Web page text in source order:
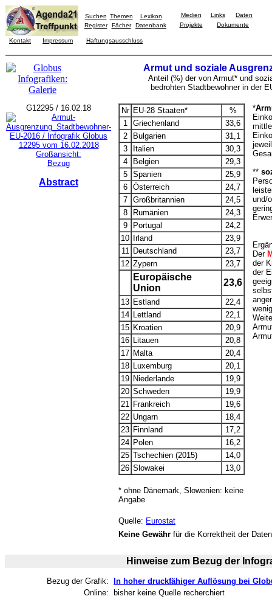
Suchen Themen
Lexikon
Register
Fächer Datenbank
Medien Links
Daten
Projekte
Dokumente
Kontakt Impressum Haftungsausschluss
Armut und soziale
Anteil (%) der von Armut* und
bedrohten Stadtbewohner in der
G12295 / 16.02.18
Großansicht:
Bezug
Abstract
Nr EU-28 Staaten*
%
1
Griechenland
33,6
2
Bulgarien
31,1
3
Italien
30,3
4
Belgien
29,3
5
Spanien
25,9
6
Österreich
24,7
7
Großbritannien
24,5
8
Rumänien
24,3
9
Portugal
24,2
10
Irland
23,9
11 Deutschland
23,7
12 Zypern 23,7
Europäische
Union
23,6
13 Estland
22,4
14 Lettland
22,1
15 Kroatien
20,9
16 Litauen
20,8
17 Malta
20,4
18 Luxemburg
20,1
19 Niederlande
19,9
20 Schweden
19,9
21 Frankreich
19,6
22 Ungarn
18,4
23 Finnland
17,2
24 Polen
16,2
25 Tschechien (2015)
14,0
26 Slowakei 13,0
* ohne Dänemark, Slowenien: keine
Angabe
*
**
und/
Der
der
der
Quelle: Eurostat
Keine Gewähr für die Korrektheit der Daten
Hinweise zum Bezug der
Bezug der Grafik:
In hoher druckfähiger Auflösung bei
Online:
bisher keine Quelle recherchiert